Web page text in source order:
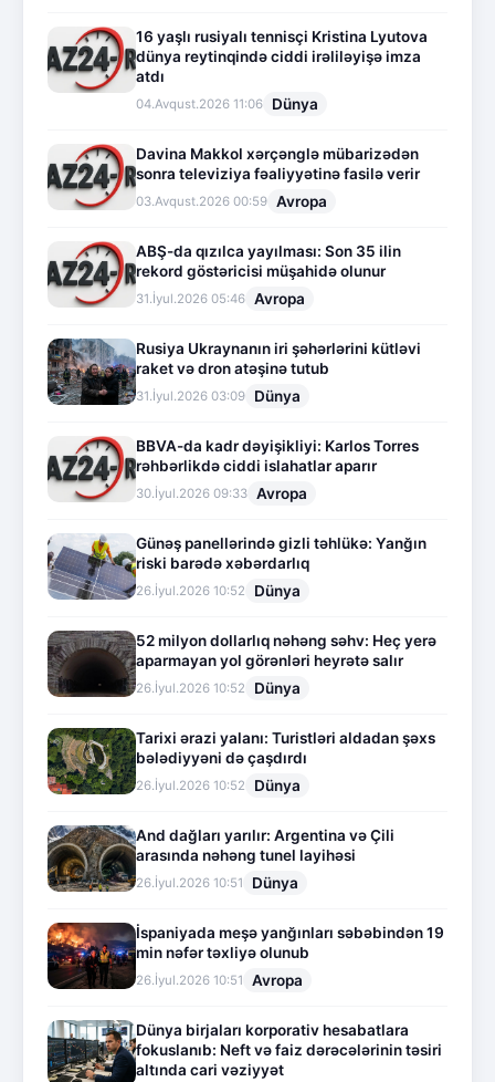
16 yaşlı rusiyalı tennisçi Kristina Lyutova
dünya reytinqində ciddi irəliləyişə imza
atdı
04.Avqust.2026 11:06 Dünya
Davina Makkol xərçənglə mübarizədən
sonra televiziya fəaliyyətinə fasilə verir
03.Avqust.2026 00:59 Avropa
ABŞ-da qızılca yayılması: Son 35 ilin
rekord göstəricisi müşahidə olunur
31.İyul.2026 05:46 Avropa
Rusiya Ukraynanın iri şəhərlərini kütləvi
raket və dron atəşinə tutub
31.İyul.2026 03:09 Dünya
BBVA-da kadr dəyişikliyi: Karlos Torres
rəhbərlikdə ciddi islahatlar aparır
30.İyul.2026 09:33 Avropa
Günəş panellərində gizli təhlükə: Yanğın
riski barədə xəbərdarlıq
26.İyul.2026 10:52 Dünya
52 milyon dollarlıq nəhəng səhv: Heç yerə
aparmayan yol görənləri heyrətə salır
26.İyul.2026 10:52 Dünya
Tarixi ərazi yalanı: Turistləri aldadan şəxs
bələdiyyəni də çaşdırdı
26.İyul.2026 10:52 Dünya
And dağları yarılır: Argentina və Çili
arasında nəhəng tunel layihəsi
26.İyul.2026 10:51 Dünya
İspaniyada meşə yanğınları səbəbindən 19
min nəfər təxliyə olunub
26.İyul.2026 10:51 Avropa
Dünya birjaları korporativ hesabatlara
fokuslanıb: Neft və faiz dərəcələrinin təsiri
altında cari vəziyyət